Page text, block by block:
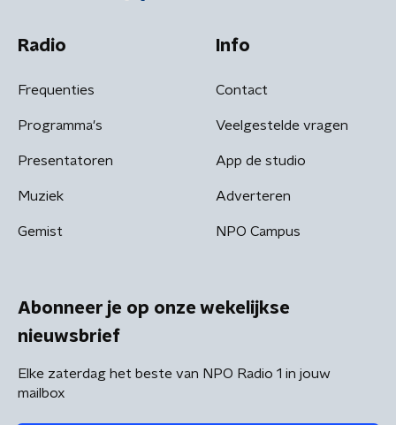
Radio
Frequenties
Programma's
Presentatoren
Muziek
Gemist
Info
Contact
Veelgestelde vragen
App de studio
Adverteren
NPO Campus
Abonneer je op onze wekelijkse
nieuwsbrief
Elke zaterdag het beste van NPO Radio 1 in jouw
mailbox